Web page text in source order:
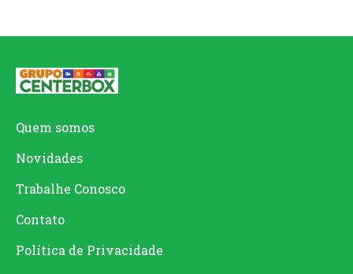
Quem somos
Novidades
Trabalhe Conosco
Contato
Política de Privacidade